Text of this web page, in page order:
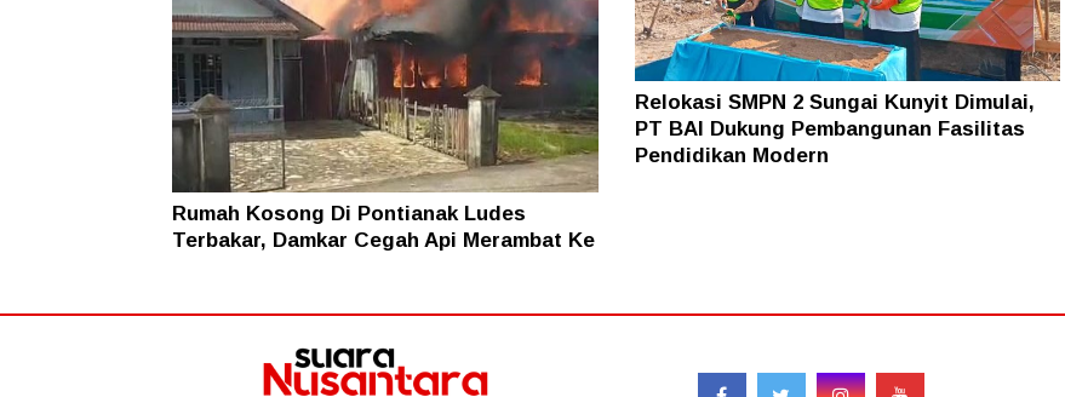
Rumah Kosong Di Pontianak Ludes
Terbakar, Damkar Cegah Api Merambat Ke
Relokasi SMPN 2 Sungai Kunyit Dimulai,
PT BAI Dukung Pembangunan Fasilitas
Pendidikan Modern